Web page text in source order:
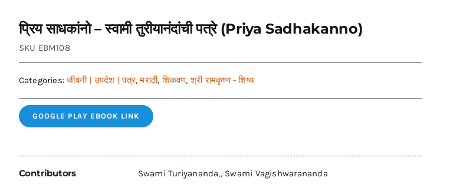
प्रिय साधकांनो – स्वामी तुरीयानंदांची पत्रे (Priya Sadhakanno)
SKU EBM108
Categories:जीवनी | उपदेश | पत्र,मराठी,शिकवण,श्री रामकृष्ण - शिष्य
GOOGLE PLAY EBOOK LINK
Contributors Swami Turiyananda,, Swami Vagishwarananda